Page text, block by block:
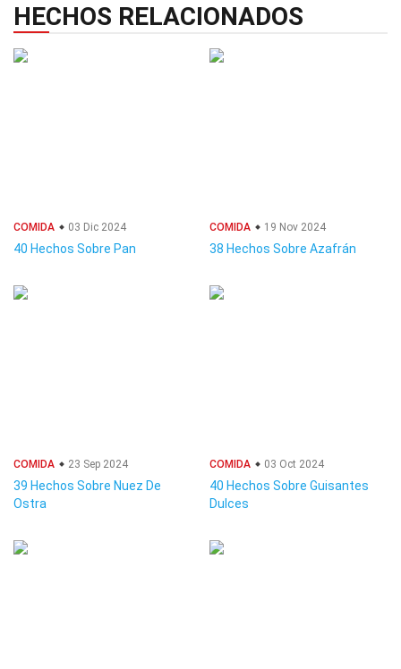
HECHOS RELACIONADOS
COMIDA 03 Dic 2024
40 Hechos Sobre Pan
COMIDA 19 Nov 2024
38 Hechos Sobre Azafrán
COMIDA 23 Sep 2024
39 Hechos Sobre Nuez De
Ostra
COMIDA 03 Oct 2024
40 Hechos Sobre Guisantes
Dulces